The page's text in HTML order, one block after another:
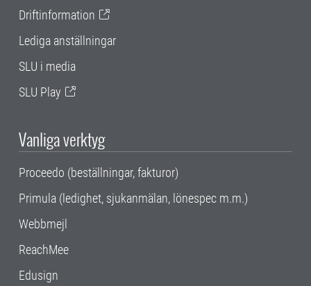
Driftinformation
Lediga anställningar
SLU i media
SLU Play
Vanliga verktyg
Proceedo (beställningar, fakturor)
Primula (ledighet, sjukanmälan, lönespec m.m.)
Webbmejl
ReachMee
Edusign